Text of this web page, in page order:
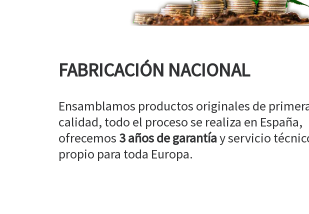
FABRICACIÓN NACIONAL
Ensamblamos productos originales de
calidad, todo el proceso se realiza en España,
ofrecemos 3 años de garantíay servicio
propio para toda Europa.